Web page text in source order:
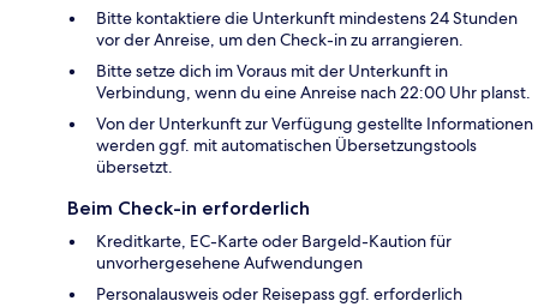
Bitte kontaktiere die Unterkunft mindestens 24 Stunden
vor der Anreise, um den Check-in zu arrangieren.
Bitte setze dich im Voraus mit der Unterkunft in
Verbindung, wenn du eine Anreise nach 22:00 Uhr planst.
Von der Unterkunft zur Verfügung gestellte Informationen
werden ggf. mit automatischen Übersetzungstools
übersetzt.
Beim Check-in erforderlich
Kreditkarte, EC-Karte oder Bargeld-Kaution für
unvorhergesehene Aufwendungen
Personalausweis oder Reisepass ggf. erforderlich